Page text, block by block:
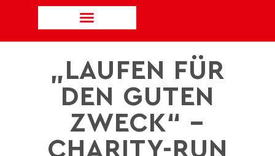
„LAUFEN FÜR
DEN GUTEN
ZWECK“ –
CHARITY-RUN